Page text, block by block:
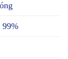
99%